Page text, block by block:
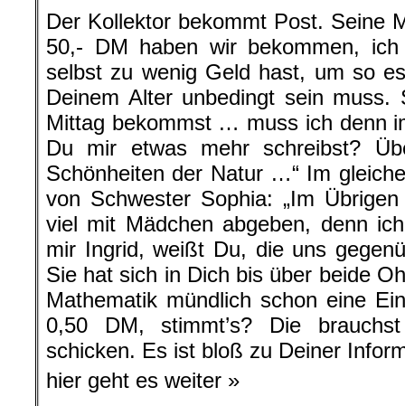
Der Kollektor bekommt Post. Seine
50,- DM haben wir bekommen,
selbst zu wenig Geld hast, um so
Deinem Alter unbedingt sein
Mittag bekommst … muss ich denn
Du mir etwas mehr schreibst?
Schönheiten der Natur …“ Im
von Schwester Sophia: „Im
viel mit Mädchen abgeben, denn
mir Ingrid, weißt Du, die uns
Sie hat sich in Dich bis über beide
Mathematik mündlich schon eine
0,50 DM, stimmt’s? Die
schicken. Es ist bloß zu Deiner
hier geht es weiter »